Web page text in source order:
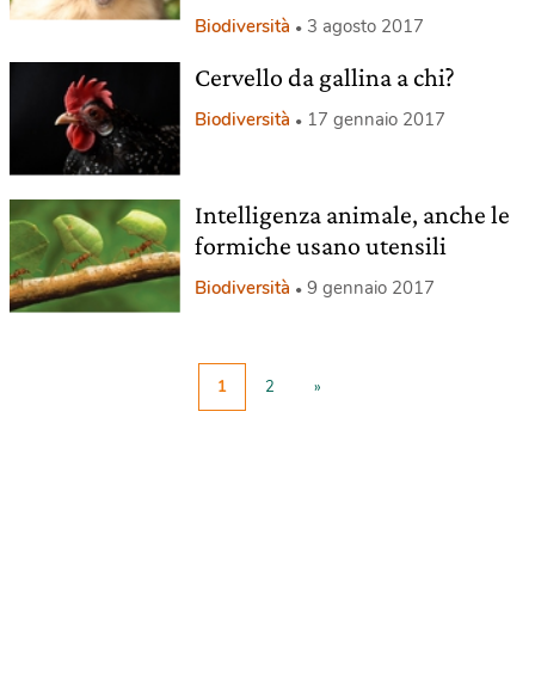
Biodiversità 3 agosto 2017
Cervello da gallina a chi?
Biodiversità 17 gennaio 2017
Intelligenza animale, anche le
formiche usano utensili
Biodiversità 9 gennaio 2017
1 2 »